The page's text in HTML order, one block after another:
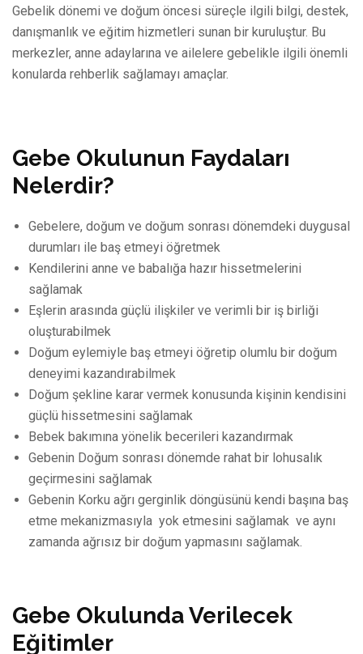
Gebelik dönemi ve doğum öncesi süreçle ilgili bilgi, destek,
danışmanlık ve eğitim hizmetleri sunan bir kuruluştur. Bu
merkezler, anne adaylarına ve ailelere gebelikle ilgili önemli
konularda rehberlik sağlamayı amaçlar.
Gebe Okulunun Faydaları
Nelerdir?
Gebelere, doğum ve doğum sonrası dönemdeki duygusal
durumları ile baş etmeyi öğretmek
Kendilerini anne ve babalığa hazır hissetmelerini
sağlamak
Eşlerin arasında güçlü ilişkiler ve verimli bir iş birliği
oluşturabilmek
Doğum eylemiyle baş etmeyi öğretip olumlu bir doğum
deneyimi kazandırabilmek
Doğum şekline karar vermek konusunda kişinin kendisini
güçlü hissetmesini sağlamak
Bebek bakımına yönelik becerileri kazandırmak
Gebenin Doğum sonrası dönemde rahat bir lohusalık
geçirmesini sağlamak
Gebenin Korku ağrı gerginlik döngüsünü kendi başına baş
etme mekanizmasıyla yok etmesini sağlamak ve aynı
zamanda ağrısız bir doğum yapmasını sağlamak.
Gebe Okulunda Verilecek
Eğitimler